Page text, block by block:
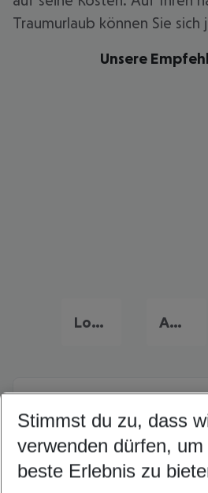
Traumurlaub können Sie
Unsere
London Reise Amsterdam Urlaub
Quicklinks
Urlaub Irland
Flug & Hotel Irland
Stimmst du zu, dass
verwenden dürfen, um
beste Erlebnis zu